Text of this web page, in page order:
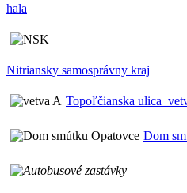
hala
Nitriansky samosprávny kraj
Topoľčianska
Dom